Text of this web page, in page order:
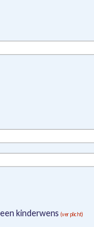
kinderwens (verplicht)